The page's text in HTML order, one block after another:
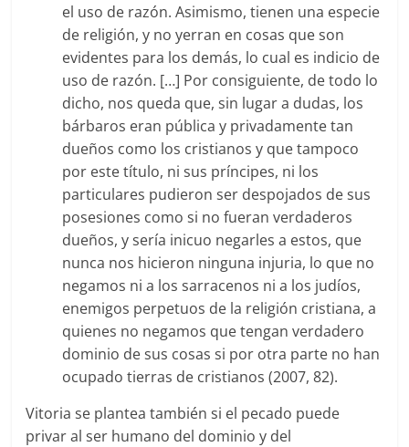
el uso de razón. Asimismo, tienen una especie
de religión, y no yerran en cosas que son
evidentes para los demás, lo cual es indicio de
uso de razón. […] Por consiguiente, de todo lo
dicho, nos queda que, sin lugar a dudas, los
bárbaros eran pública y privadamente tan
dueños como los cristianos y que tampoco
por este título, ni sus príncipes, ni los
particulares pudieron ser despojados de sus
posesiones como si no fueran verdaderos
dueños, y sería inicuo negarles a estos, que
nunca nos hicieron ninguna injuria, lo que no
negamos ni a los sarracenos ni a los judíos,
enemigos perpetuos de la religión cristiana, a
quienes no negamos que tengan verdadero
dominio de sus cosas si por otra parte no han
ocupado tierras de cristianos (2007, 82).
Vitoria se plantea también si el pecado puede
privar al ser humano del dominio y del